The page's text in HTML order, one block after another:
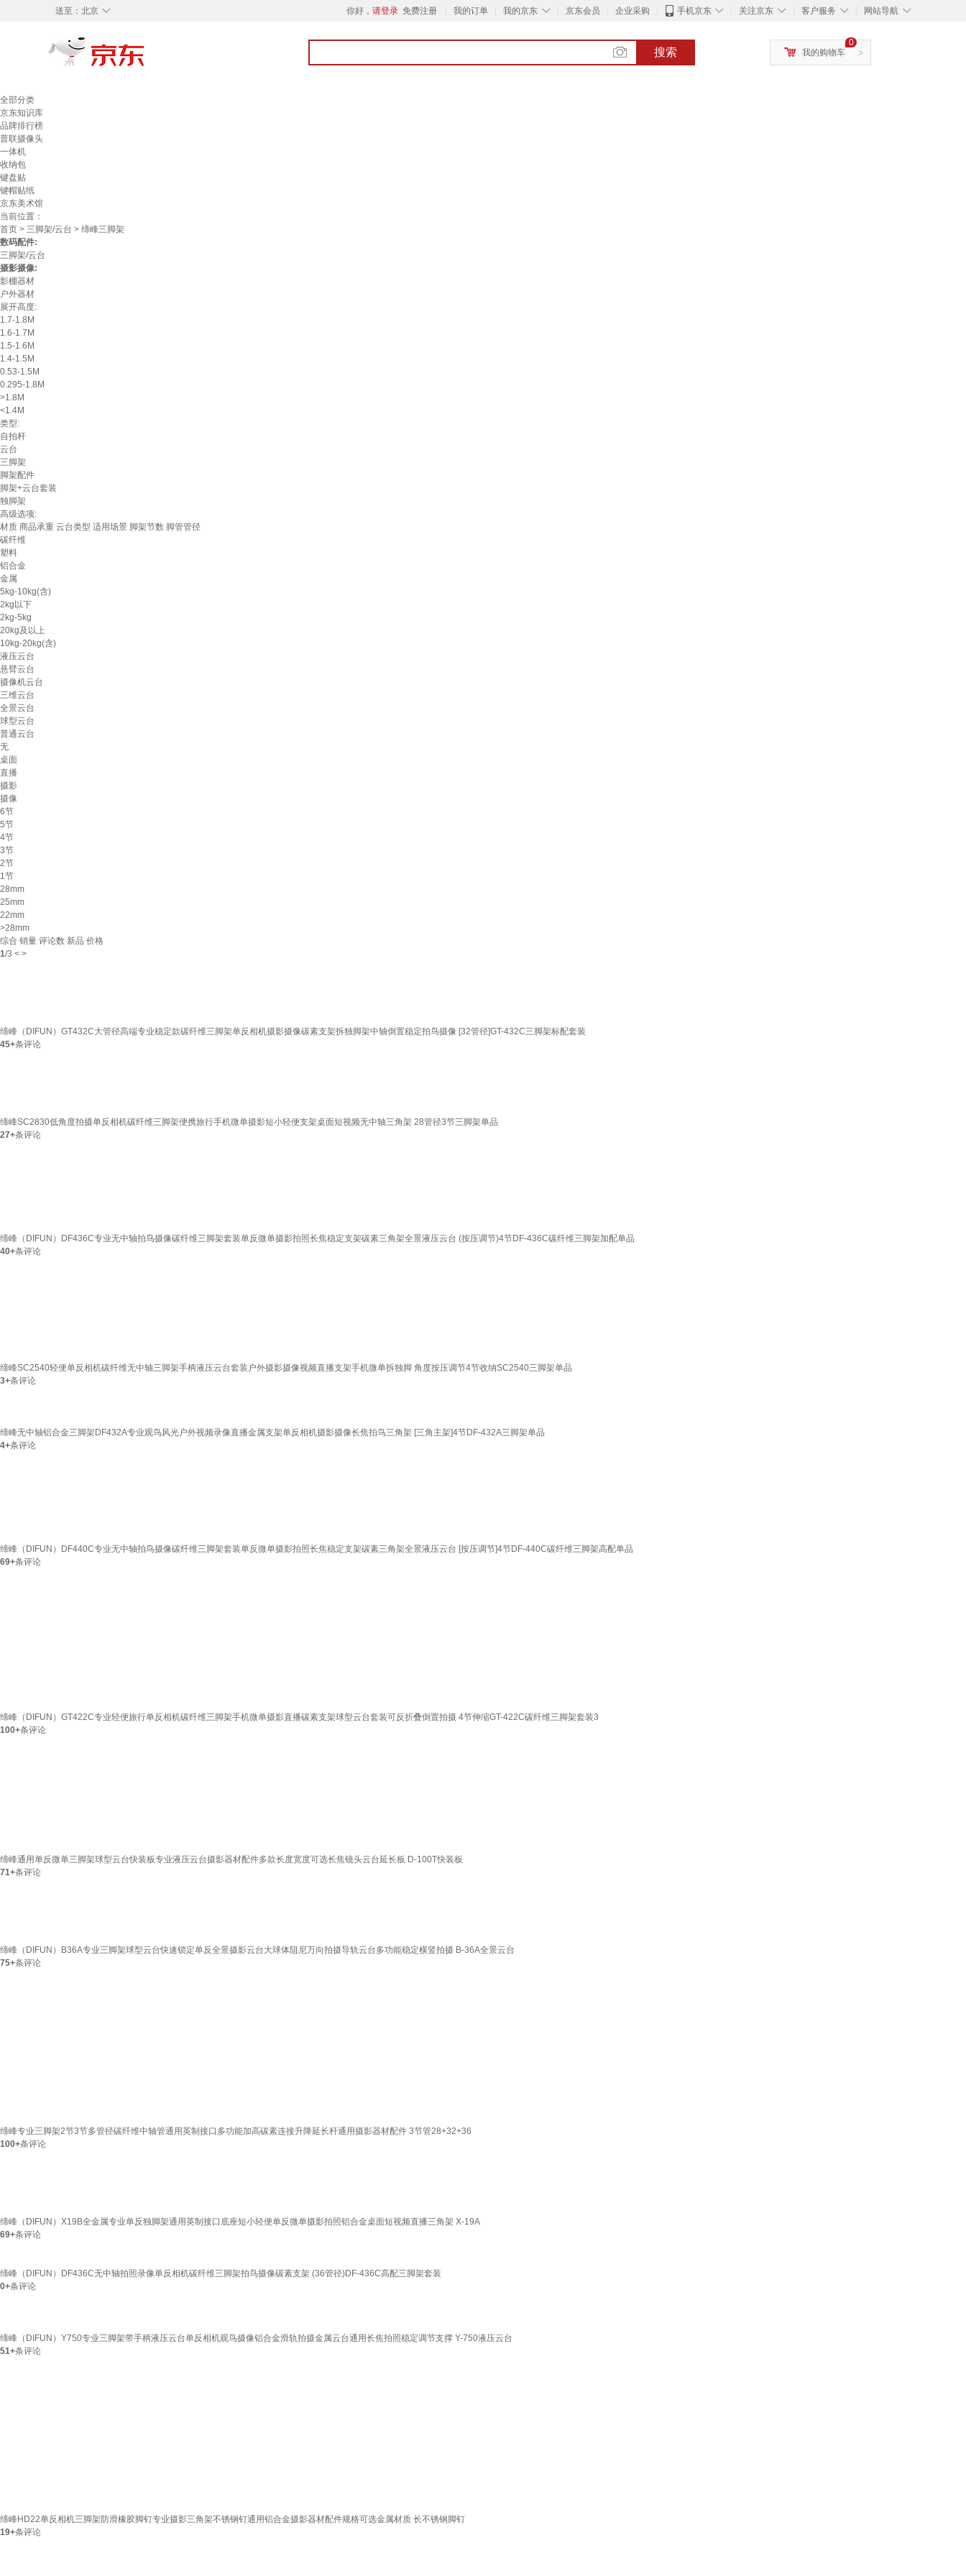
◇
送至： 北京 你好， 请登录 免费注册 我的订单 ◇
我的京东 京东会员 企业采购 ◇
手机京东 ◇
关注京东 ◇
客户服务 ◇
网站导航
搜索 >
0
我的购物车
全部分类
京东知识库
品牌排行榜
普联摄像头
一体机
收纳包
键盘贴
键帽贴纸
京东美术馆
当前位置：
首页 > 三脚架/云台 > 缔峰三脚架
数码配件:
三脚架/云台
摄影摄像:
影棚器材
户外器材
展开高度:
1.7-1.8M
1.6-1.7M
1.5-1.6M
1.4-1.5M
0.53-1.5M
0.295-1.8M
>1.8M
<1.4M
类型:
自拍杆
云台
三脚架
脚架配件
脚架+云台套装
独脚架
高级选项:
材质 商品承重 云台类型 适用场景 脚架节数 脚管管径
碳纤维
塑料
铝合金
金属
5kg-10kg(含)
2kg以下
2kg-5kg
20kg及以上
10kg-20kg(含)
液压云台
悬臂云台
摄像机云台
三维云台
全景云台
球型云台
普通云台
无
桌面
直播
摄影
摄像
6节
5节
4节
3节
2节
1节
28mm
25mm
22mm
>28mm
综合 销量 评论数 新品 价格
1/3 < >
缔峰（DIFUN）GT432C大管径高端专业稳定款碳纤维三脚架单反相机摄影摄像碳素支架拆独脚架中轴倒置稳定拍鸟摄像 [32管径]GT-432C三脚架标配套装
45+条评论
缔峰SC2830低角度拍摄单反相机碳纤维三脚架便携旅行手机微单摄影短小轻便支架桌面短视频无中轴三角架 28管径3节三脚架单品
27+条评论
缔峰（DIFUN）DF436C专业无中轴拍鸟摄像碳纤维三脚架套装单反微单摄影拍照长焦稳定支架碳素三角架全景液压云台 (按压调节)4节DF-436C碳纤维三脚架加配单品
40+条评论
缔峰SC2540轻便单反相机碳纤维无中轴三脚架手柄液压云台套装户外摄影摄像视频直播支架手机微单拆独脚 角度按压调节4节收纳SC2540三脚架单品
3+条评论
缔峰无中轴铝合金三脚架DF432A专业观鸟风光户外视频录像直播金属支架单反相机摄影摄像长焦拍鸟三角架 [三角主架]4节DF-432A三脚架单品
4+条评论
缔峰（DIFUN）DF440C专业无中轴拍鸟摄像碳纤维三脚架套装单反微单摄影拍照长焦稳定支架碳素三角架全景液压云台 [按压调节]4节DF-440C碳纤维三脚架高配单品
69+条评论
缔峰（DIFUN）GT422C专业轻便旅行单反相机碳纤维三脚架手机微单摄影直播碳素支架球型云台套装可反折叠倒置拍摄 4节伸缩GT-422C碳纤维三脚架套装3
100+条评论
缔峰通用单反微单三脚架球型云台快装板专业液压云台摄影器材配件多款长度宽度可选长焦镜头云台延长板 D-100T快装板
71+条评论
缔峰（DIFUN）B36A专业三脚架球型云台快速锁定单反全景摄影云台大球体阻尼万向拍摄导轨云台多功能稳定横竖拍摄 B-36A全景云台
75+条评论
缔峰专业三脚架2节3节多管径碳纤维中轴管通用英制接口多功能加高碳素连接升降延长杆通用摄影器材配件 3节管28+32+36
100+条评论
缔峰（DIFUN）X19B全金属专业单反独脚架通用英制接口底座短小轻便单反微单摄影拍照铝合金桌面短视频直播三角架 X-19A
69+条评论
缔峰（DIFUN）DF436C无中轴拍照录像单反相机碳纤维三脚架拍鸟摄像碳素支架 (36管径)DF-436C高配三脚架套装
0+条评论
缔峰（DIFUN）Y750专业三脚架带手柄液压云台单反相机观鸟摄像铝合金滑轨拍摄金属云台通用长焦拍照稳定调节支撑 Y-750液压云台
51+条评论
缔峰HD22单反相机三脚架防滑橡胶脚钉专业摄影三角架不锈钢钉通用铝合金摄影器材配件规格可选金属材质 长不锈钢脚钉
19+条评论